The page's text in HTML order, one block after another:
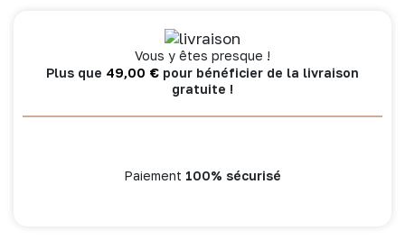
Vous y êtes presque !
Plus que 49,00 € pour bénéficier de la livraison
gratuite !
Paiement 100% sécurisé